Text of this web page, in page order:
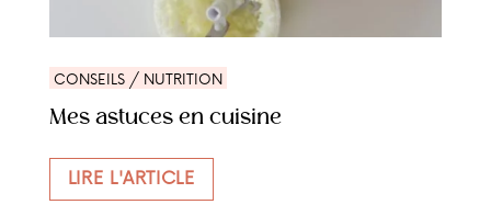
CONSEILS / NUTRITION
Mes astuces en cuisine
LIRE L'ARTICLE